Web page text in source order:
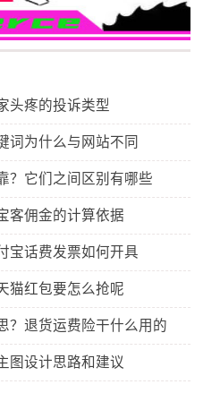
头疼的投诉类型
词为什么与网站不同
？它们之间区别有哪些
客佣金的计算依据
宝话费发票如何开具
猫红包要怎么抢呢
？退货运费险干什么用的
图设计思路和建议